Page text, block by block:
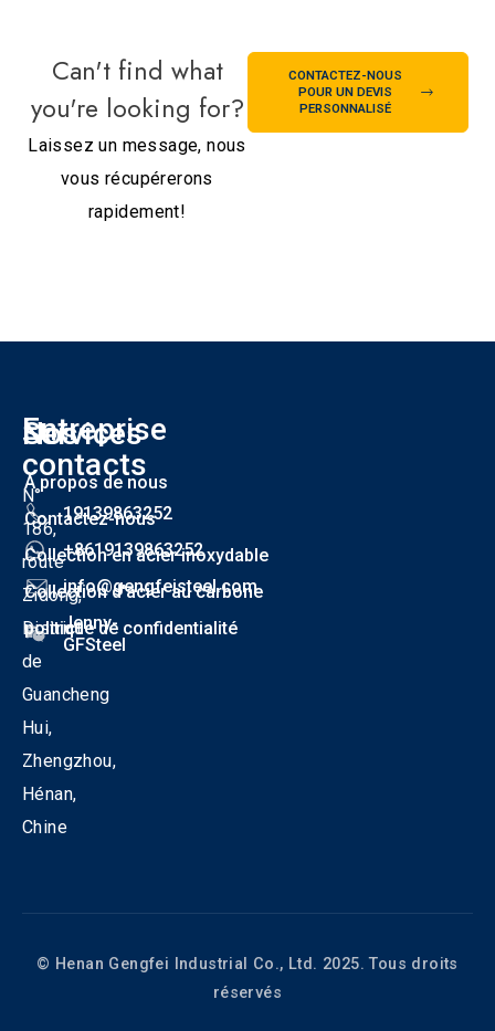
Can't find what
you're looking for?
Laissez un message, nous
vous récupérerons
rapidement!
CONTACTEZ-NOUS
POUR UN DEVIS
PERSONNALISÉ
Entreprise
N°
186,
route
Zidong,
District
de
Guancheng
Hui,
Zhengzhou,
Hénan,
Chine
Nos
contacts
19139863252
+8619139863252
info@gengfeisteel.com
Jenny-
GFSteel
Services
À propos de nous
Contactez-nous
Collection en acier inoxydable
Collection d'acier au carbone
politique de confidentialité
© Henan Gengfei Industrial Co., Ltd. 2025. Tous droits
réservés